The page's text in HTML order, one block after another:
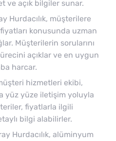
ve açık bilgiler sunar.
Hurdacılık, müşterilere
konusunda uzman
Müşterilerin sorularını
açıklar ve en uygun
harcar.
hizmetleri ekibi,
yüz yüze iletişim yoluyla
fiyatlarla ilgili
bilgi alabilirler.
Hurdacılık, alüminyum